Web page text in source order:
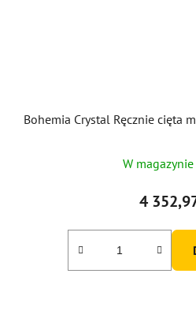
Bohemia Crystal Ręcznie cięta
W magazynie
4